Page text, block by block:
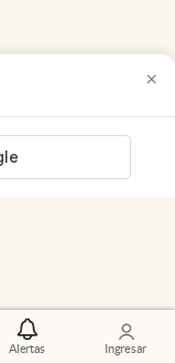
Alertas Ingresar
×